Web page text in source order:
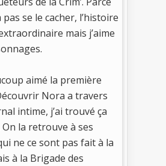
pas se le cacher, l’histoire
mais j’aime
aimé la première
Nora a travers
intime, j’ai trouvé ça
la retrouve à ses
ne ce sont pas fait à la
à la Brigade des